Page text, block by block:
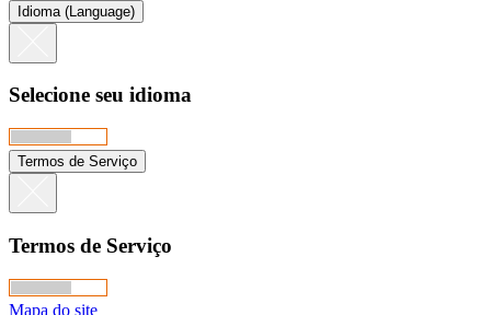
Idioma (Language)
Selecione seu idioma
Termos de Serviço
Termos de Serviço
Mapa do site